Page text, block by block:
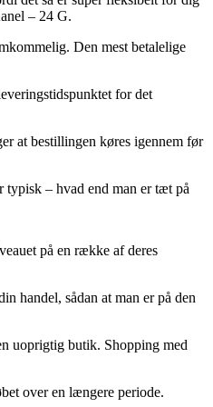
– 24 G.
Den mest betalelige
for det
at bestillingen køres igennem før
typisk – hvad end man er tæt på
på en række af deres
handel, sådan at man er på den
uoprigtig butik. Shopping med
over en længere periode.